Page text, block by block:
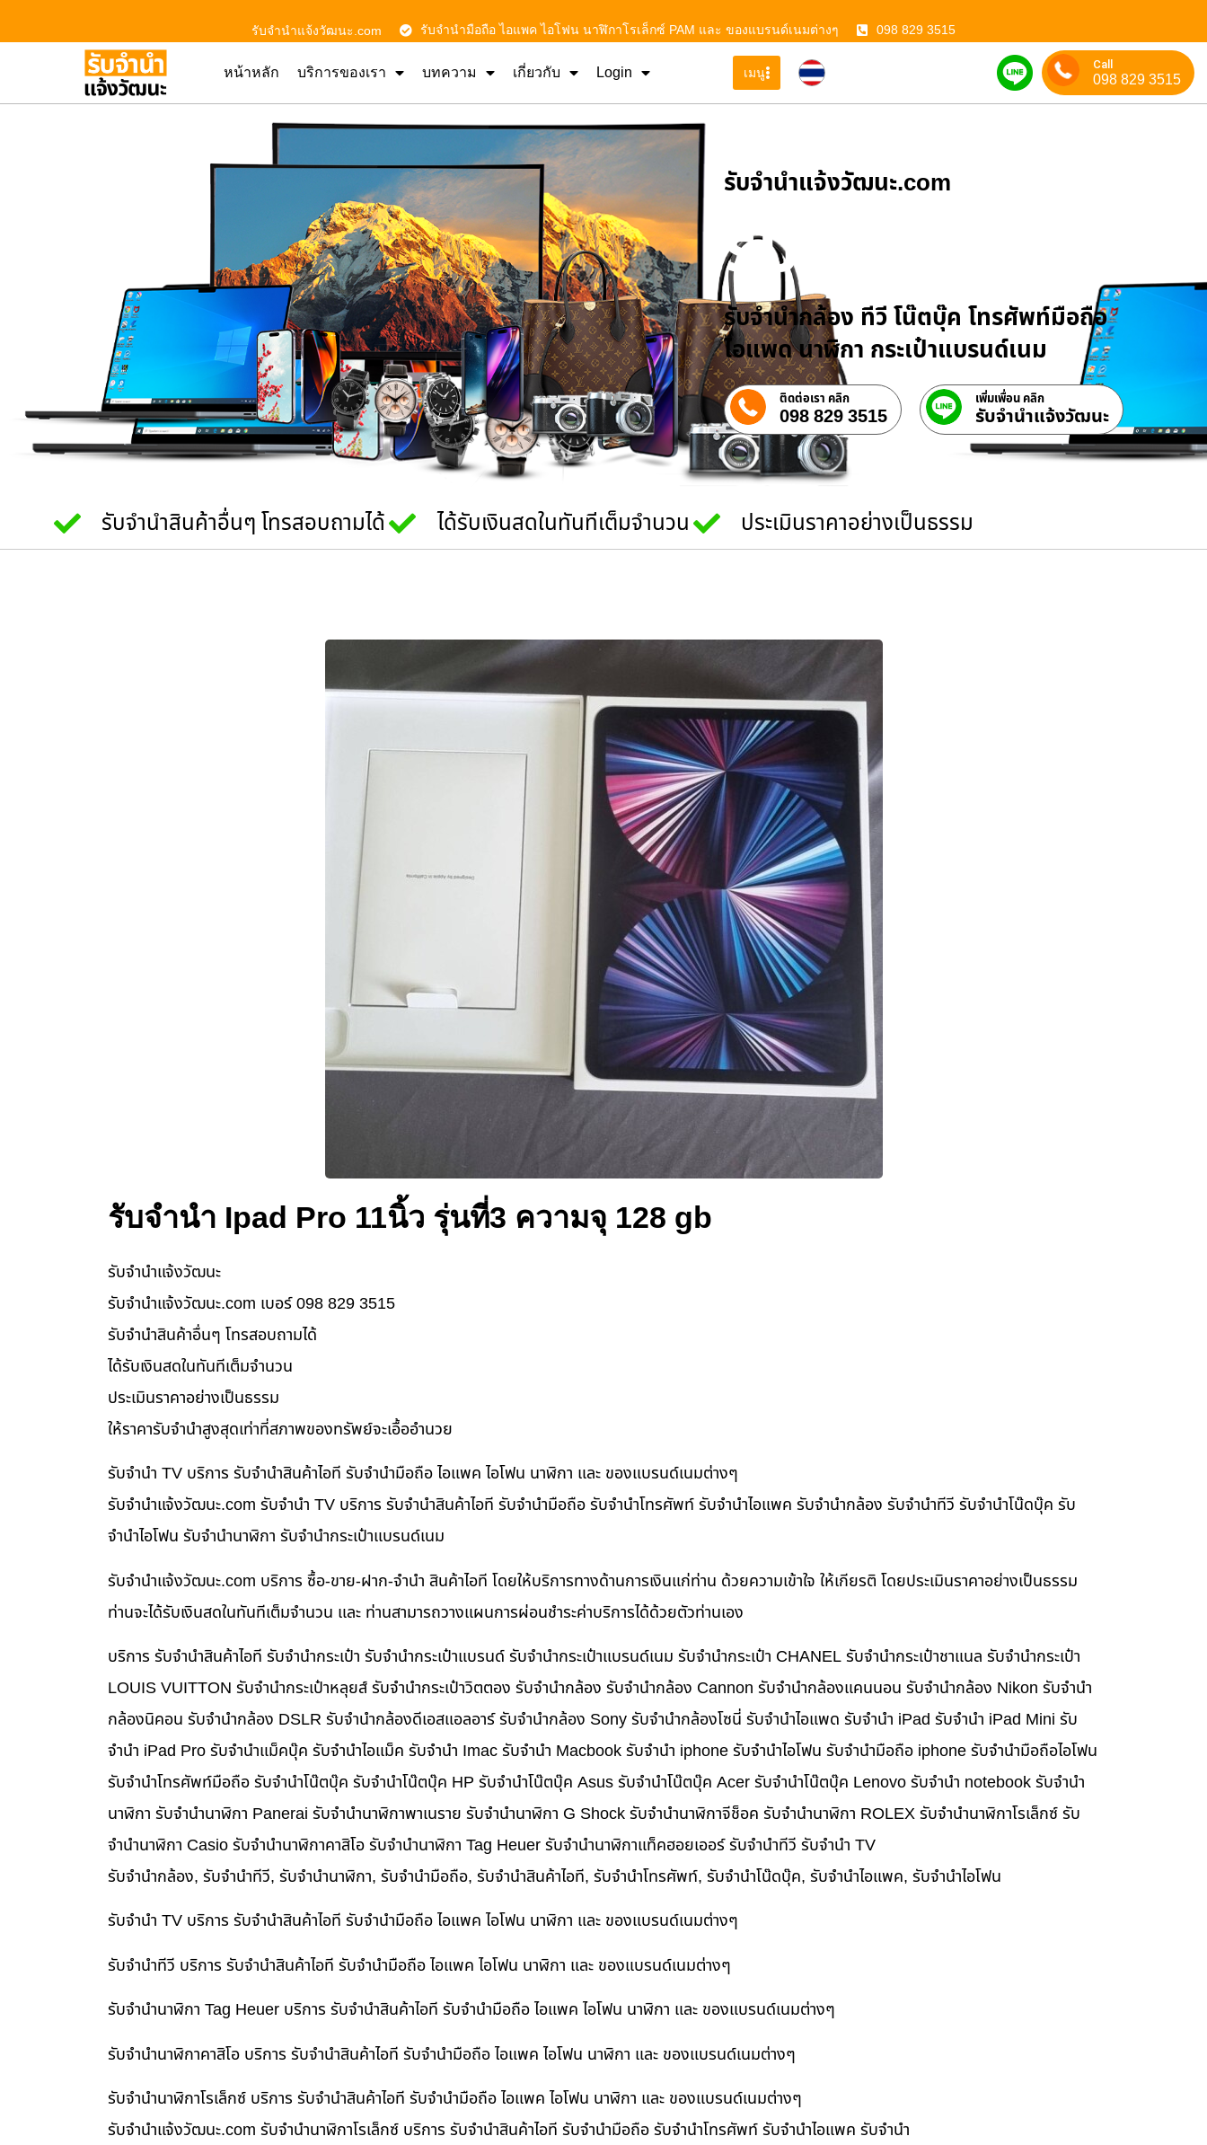
รับจํานําแจ้งวัฒนะ.com รับจำนำมือถือ ไอแพค ไอโฟน นาฬิกาโรเล็กซ์ PAM และ ของแบรนด์เนมต่างๆ 098 829 3515
หน้าหลัก บริการของเรา บทความ เกี่ยวกับ Login เมนู
Call
098 829 3515
รับจํานําแจ้งวัฒนะ.com
รับจำนำสินค้าไอที
รับจำนำกล้อง ทีวี โน๊ตบุ๊ค โทรศัพท์มือถือ
ไอแพด นาฬิกา กระเป๋าแบรนด์เนม
ติดต่อเรา คลิก
098 829 3515
เพิ่มเพื่อน คลิก
รับจํานําแจ้งวัฒนะ
รับจำนำสินค้าอื่นๆ โทรสอบถามได้ ได้รับเงินสดในทันทีเต็มจำนวน ประเมินราคาอย่างเป็นธรรม
รับจำนำ Ipad Pro 11นิ้ว รุ่นที่3 ความจุ 128 gb
รับจํานําแจ้งวัฒนะ
รับจํานําแจ้งวัฒนะ.com เบอร์ 098 829 3515
รับจำนำสินค้าอื่นๆ โทรสอบถามได้
ได้รับเงินสดในทันทีเต็มจำนวน
ประเมินราคาอย่างเป็นธรรม
ให้ราคารับจำนำสูงสุดเท่าที่สภาพของทรัพย์จะเอื้ออำนวย
รับจำนำ TV บริการ รับจำนำสินค้าไอที รับจำนำมือถือ ไอแพค ไอโฟน นาฬิกา และ ของแบรนด์เนมต่างๆ
รับจํานําแจ้งวัฒนะ.com รับจำนำ TV บริการ รับจำนำสินค้าไอที รับจำนำมือถือ รับจำนำโทรศัพท์ รับจำนำไอแพค รับจำนำกล้อง รับจำนำทีวี รับจำนำโน๊ดบุ๊ค รับ
จำนำไอโฟน รับจำนำนาฬิกา รับจำนำกระเป๋าแบรนด์เนม
รับจํานําแจ้งวัฒนะ.com บริการ ซื้อ-ขาย-ฝาก-จำนำ สินค้าไอที โดยให้บริการทางด้านการเงินแก่ท่าน ด้วยความเข้าใจ ให้เกียรติ โดยประเมินราคาอย่างเป็นธรรม
ท่านจะได้รับเงินสดในทันทีเต็มจำนวน และ ท่านสามารถวางแผนการผ่อนชำระค่าบริการได้ด้วยตัวท่านเอง
บริการ รับจำนำสินค้าไอที รับจำนำกระเป๋า รับจำนำกระเป๋าแบรนด์ รับจำนำกระเป๋าแบรนด์เนม รับจำนำกระเป๋า CHANEL รับจำนำกระเป๋าชาแนล รับจำนำกระเป๋า
LOUIS VUITTON รับจำนำกระเป๋าหลุยส์ รับจำนำกระเป๋าวิตตอง รับจำนำกล้อง รับจำนำกล้อง Cannon รับจำนำกล้องแคนนอน รับจำนำกล้อง Nikon รับจำนำ
กล้องนิคอน รับจำนำกล้อง DSLR รับจำนำกล้องดีเอสแอลอาร์ รับจำนำกล้อง Sony รับจำนำกล้องโซนี่ รับจำนำไอแพด รับจำนำ iPad รับจำนำ iPad Mini รับ
จำนำ iPad Pro รับจำนำแม็คบุ๊ค รับจำนำไอแม็ค รับจำนำ Imac รับจำนำ Macbook รับจำนำ iphone รับจำนำไอโฟน รับจำนำมือถือ iphone รับจำนำมือถือไอโฟน
รับจำนำโทรศัพท์มือถือ รับจำนำโน๊ตบุ๊ค รับจำนำโน๊ตบุ๊ค HP รับจำนำโน๊ตบุ๊ค Asus รับจำนำโน๊ตบุ๊ค Acer รับจำนำโน๊ตบุ๊ค Lenovo รับจำนำ notebook รับจำนำ
นาฬิกา รับจำนำนาฬิกา Panerai รับจำนำนาฬิกาพาเนราย รับจำนำนาฬิกา G Shock รับจำนำนาฬิกาจีช็อค รับจำนำนาฬิกา ROLEX รับจำนำนาฬิกาโรเล็กซ์ รับ
จำนำนาฬิกา Casio รับจำนำนาฬิกาคาสิโอ รับจำนำนาฬิกา Tag Heuer รับจำนำนาฬิกาแท็คฮอยเออร์ รับจำนำทีวี รับจำนำ TV
รับจำนำกล้อง, รับจำนำทีวี, รับจำนำนาฬิกา, รับจำนำมือถือ, รับจำนำสินค้าไอที, รับจำนำโทรศัพท์, รับจำนำโน๊ดบุ๊ค, รับจำนำไอแพค, รับจำนำไอโฟน
รับจำนำ TV บริการ รับจำนำสินค้าไอที รับจำนำมือถือ ไอแพค ไอโฟน นาฬิกา และ ของแบรนด์เนมต่างๆ
รับจำนำทีวี บริการ รับจำนำสินค้าไอที รับจำนำมือถือ ไอแพค ไอโฟน นาฬิกา และ ของแบรนด์เนมต่างๆ
รับจำนำนาฬิกา Tag Heuer บริการ รับจำนำสินค้าไอที รับจำนำมือถือ ไอแพค ไอโฟน นาฬิกา และ ของแบรนด์เนมต่างๆ
รับจำนำนาฬิกาคาสิโอ บริการ รับจำนำสินค้าไอที รับจำนำมือถือ ไอแพค ไอโฟน นาฬิกา และ ของแบรนด์เนมต่างๆ
รับจำนำนาฬิกาโรเล็กซ์ บริการ รับจำนำสินค้าไอที รับจำนำมือถือ ไอแพค ไอโฟน นาฬิกา และ ของแบรนด์เนมต่างๆ
รับจํานําแจ้งวัฒนะ.com รับจำนำนาฬิกาโรเล็กซ์ บริการ รับจำนำสินค้าไอที รับจำนำมือถือ รับจำนำโทรศัพท์ รับจำนำไอแพค รับจำนำ